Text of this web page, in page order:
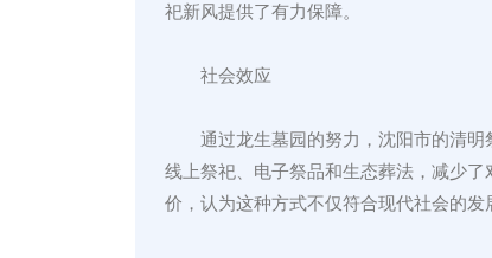
祀新风提供了有力保障。
社会效应
通过龙生墓园的努力，沈阳市的清
线上祭祀、电子祭品和生态葬法，减少
价，认为这种方式不仅符合现代社会的发